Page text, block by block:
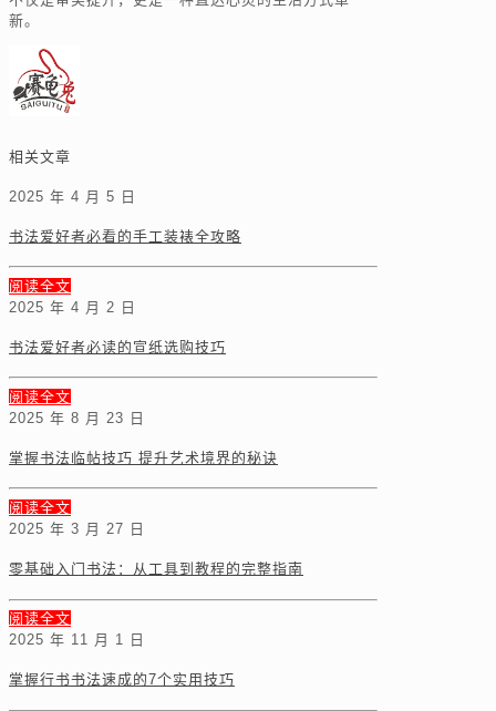
新。
相关文章
2025 年 4 月 5 日
书法爱好者必看的手工装裱全攻略
阅读全文
2025 年 4 月 2 日
书法爱好者必读的宣纸选购技巧
阅读全文
2025 年 8 月 23 日
掌握书法临帖技巧 提升艺术境界的秘诀
阅读全文
2025 年 3 月 27 日
零基础入门书法：从工具到教程的完整指南
阅读全文
2025 年 11 月 1 日
掌握行书书法速成的7个实用技巧